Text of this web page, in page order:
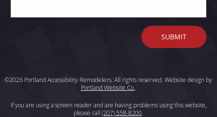
©2026 Portland Accessibility Remodelers. All rights reserved. Website design by
Portland Website Co..
If you are using a screen reader and are having problems using this website,
please call (207) 558-8200.